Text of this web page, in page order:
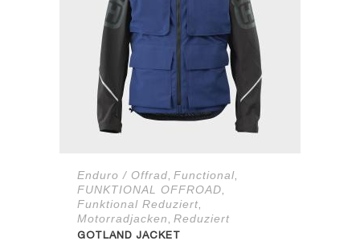
Enduro / Offrad, Functional,
FUNKTIONAL OFFROAD,
Funktional Reduziert,
Motorradjacken , Reduziert
GOTLAND JACKET